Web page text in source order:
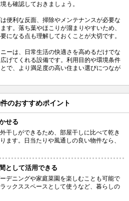
も確認しておきましょう。
便利な反面、掃除やメンテナンスが必要な
す。落ち葉やほこりが溜まりやすいため、
になる点も理解しておくことが大切です。
ーは、日常生活の快適さを高めるだけでな
げてくれる設備です。利用目的や環境条件
で、より満足度の高い住まい選びにつなが
のおすすめポイント
せる
干しができるため、部屋干しに比べて乾き
ます。日当たりや風通しの良い物件なら、
として活用できる
デニングや家庭菜園を楽しむことも可能で
ックススペースとして使うなど、暮らしの